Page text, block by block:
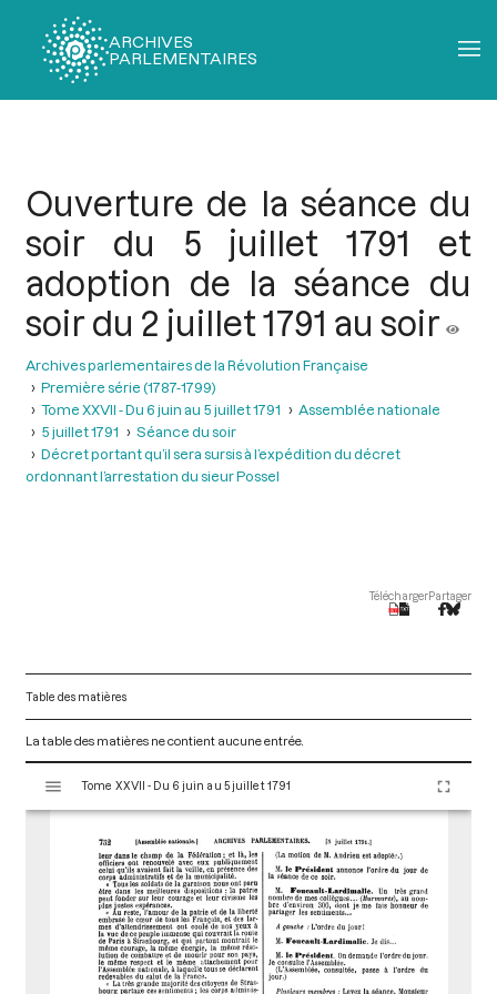
ARCHIVES
PARLEMENTAIRES
Ouverture de la séance du
soir du 5 juillet 1791 et
adoption de la séance du
soir du 2 juillet 1791 au soir
Archives parlementaires de la Révolution Française
Première série (1787-1799)
Tome XXVII - Du 6 juin au 5 juillet 1791
Assemblée nationale
5 juillet 1791
Séance du soir
Décret portant qu’il sera sursis à l’expédition du décret
ordonnant l’arrestation du sieur Possel
TéléchargerPartager
Table des matières
La table des matières ne contient aucune entrée.
s
Tome XXVII - Du 6 juin au 5 juillet 1791